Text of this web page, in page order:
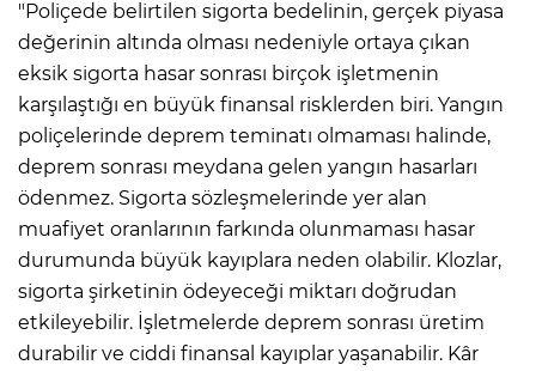
"Poliçede belirtilen sigorta bedelinin, gerçek piyasa
değerinin altında olması nedeniyle ortaya çıkan
eksik sigorta hasar sonrası birçok işletmenin
karşılaştığı en büyük finansal risklerden biri. Yangın
poliçelerinde deprem teminatı olmaması halinde,
deprem sonrası meydana gelen yangın hasarları
ödenmez. Sigorta sözleşmelerinde yer alan
muafiyet oranlarının farkında olunmaması hasar
durumunda büyük kayıplara neden olabilir. Klozlar,
sigorta şirketinin ödeyeceği miktarı doğrudan
etkileyebilir. İşletmelerde deprem sonrası üretim
durabilir ve ciddi finansal kayıplar yaşanabilir. Kâr